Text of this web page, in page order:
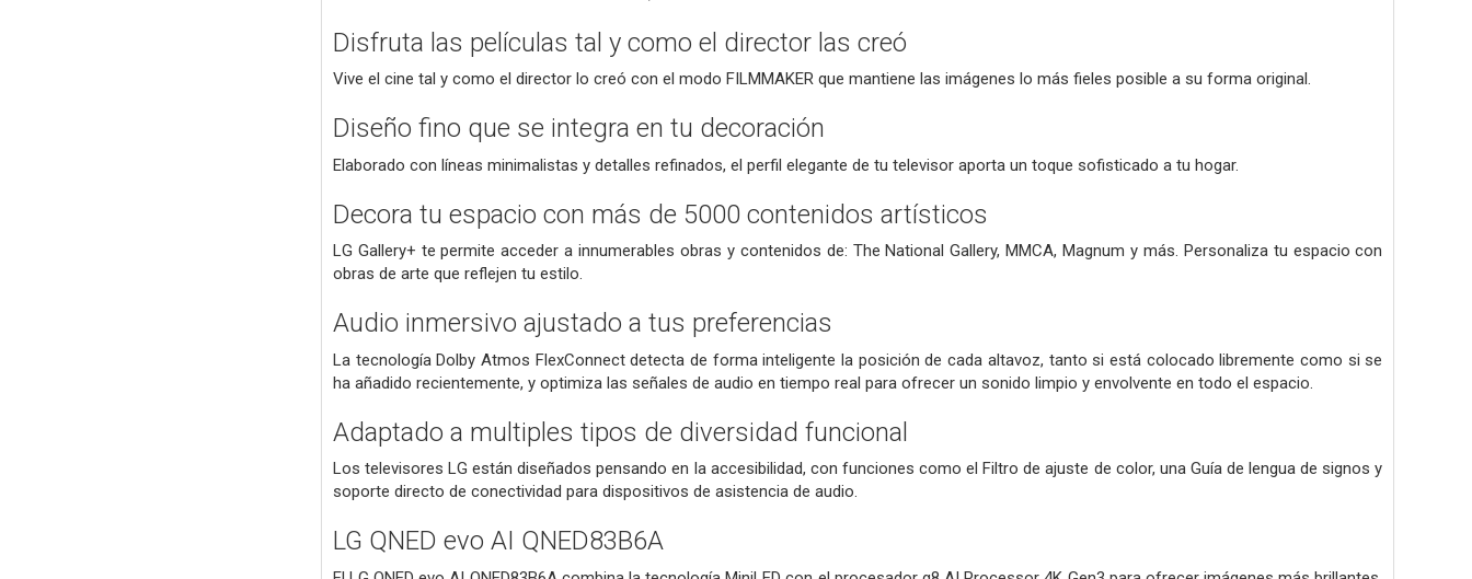
Disfruta las películas tal y como el director las creó
Vive el cine tal y como el director lo creó con el modo FILMMAKER que mantiene las imágenes lo más fieles posible a su forma original.
Diseño fino que se integra en tu decoración
Elaborado con líneas minimalistas y detalles refinados, el perfil elegante de tu televisor aporta un toque sofisticado a tu hogar.
Decora tu espacio con más de 5000 contenidos artísticos
LG Gallery+ te permite acceder a innumerables obras y contenidos de: The National Gallery, MMCA, Magnum y más. Personaliza tu espacio con
obras de arte que reflejen tu estilo.
Audio inmersivo ajustado a tus preferencias
La tecnología Dolby Atmos FlexConnect detecta de forma inteligente la posición de cada altavoz, tanto si está colocado libremente como si se
ha añadido recientemente, y optimiza las señales de audio en tiempo real para ofrecer un sonido limpio y envolvente en todo el espacio.
Adaptado a multiples tipos de diversidad funcional
Los televisores LG están diseñados pensando en la accesibilidad, con funciones como el Filtro de ajuste de color, una Guía de lengua de signos y
soporte directo de conectividad para dispositivos de asistencia de audio.
LG QNED evo AI QNED83B6A